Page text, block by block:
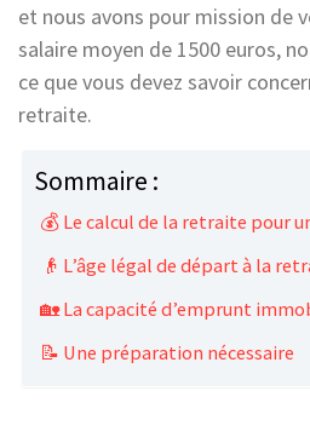
et nous avons pour mission de
salaire moyen de 1500 euros,
ce que vous devez savoir
retraite.
Sommaire :
💰 Le calcul de la retraite pour
👴 L’âge légal de départ à la
🏡 La capacité d’emprunt
📝 Une préparation nécessaire